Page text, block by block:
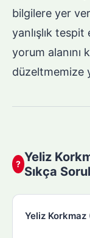
bilgilere yer
yanlışlık
yorum alanını
düzeltmemize
? Yeliz
Sıkça
Yeliz